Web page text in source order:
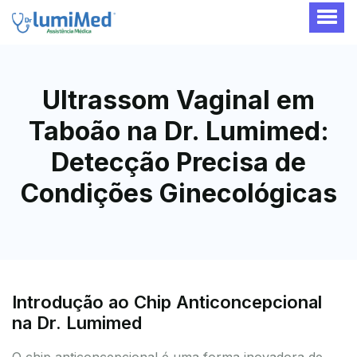
Ultrassom Vaginal em
Taboão na Dr. Lumimed:
Detecção Precisa de
Condições Ginecológicas
Introdução ao Chip Anticoncepcional
na Dr. Lumimed